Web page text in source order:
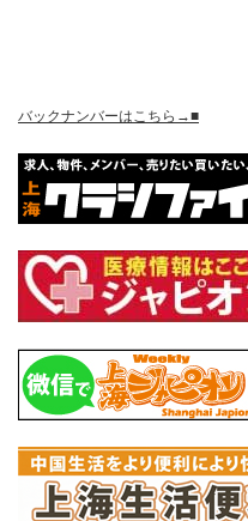
バックナンバーはこちら→■